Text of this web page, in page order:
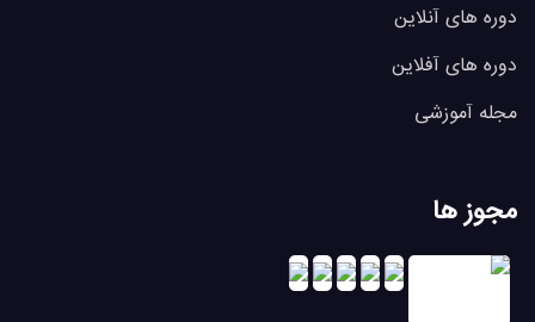
دوره های آنلاین
دوره های آفلاین
مجله آموزشی
مجوز ها